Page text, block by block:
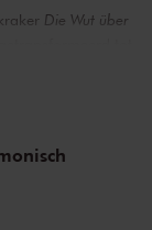
Die Wut über
Jussen soleert
symfonische